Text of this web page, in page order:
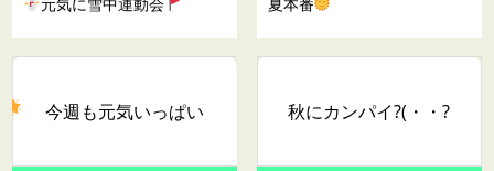
今週も元気いっぱい 秋にカンパイ?(・・?